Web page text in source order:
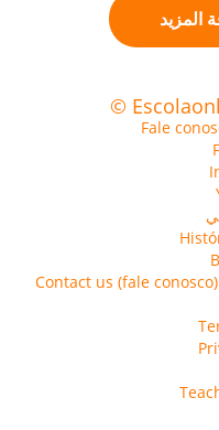
المزيد
©
Fale
Contact us (fale